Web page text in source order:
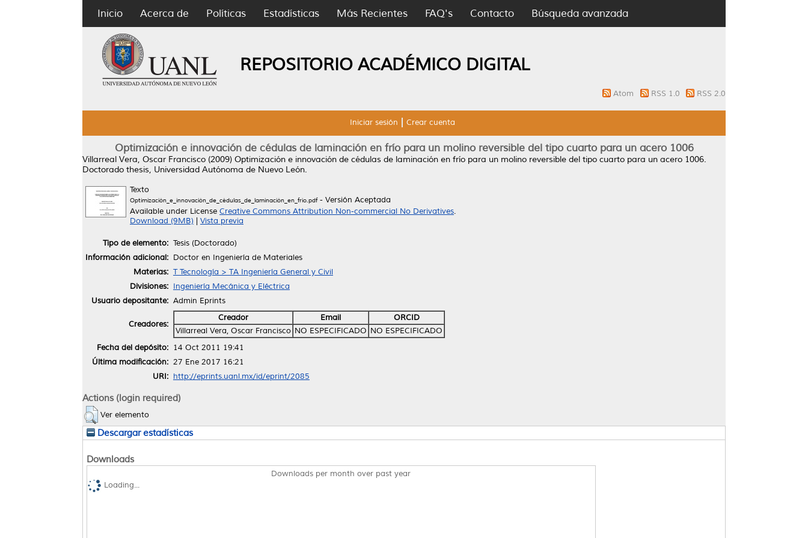
Inicio Acerca de Políticas Estadísticas Más Recientes FAQ's Contacto Búsqueda avanzada
REPOSITORIO ACADÉMICO DIGITAL
Atom RSS 1.0 RSS 2.0
Iniciar sesión Crear cuenta
Optimización e innovación de cédulas de laminación en frío para un molino reversible del tipo cuarto para un acero 1006
Villarreal Vera, Oscar Francisco (2009) Optimización e innovación de cédulas de laminación en frío para un molino reversible del tipo cuarto para un acero 1006.
Doctorado thesis, Universidad Autónoma de Nuevo León.
Texto
Optimización_e_innovación_de_cédulas_de_laminación_en_frío.pdf- Versión Aceptada
Available under License Creative Commons Attribution Non-commercial No Derivatives.
Download (9MB)
Vista previa
Tipo de elemento: Tesis (Doctorado)
Información adicional: Doctor en Ingeniería de Materiales
Materias: T Tecnología > TA Ingeniería General y Civil
Divisiones: Ingeniería Mecánica y Eléctrica
Usuario depositante: Admin Eprints
Creadores:
Creador Email
ORCID
Villarreal Vera, Oscar Francisco NO ESPECIFICADO NO ESPECIFICADO
Fecha del depósito: 14 Oct 2011 19:41
Última modificación: 27 Ene 2017 16:21
URI: http://eprints.uanl.mx/id/eprint/2085
Actions (login required)
Ver elemento
Descargar estadísticas
Downloads
Downloads per month over past year
Loading...